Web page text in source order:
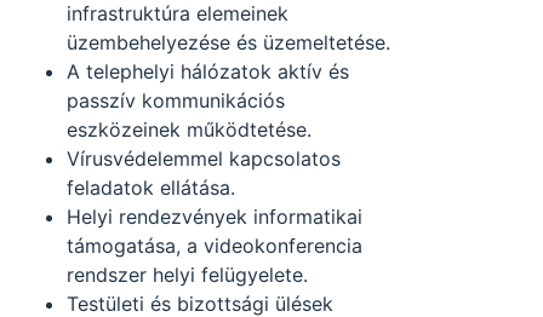
infrastruktúra elemeinek
üzembehelyezése és üzemeltetése.
A telephelyi hálózatok aktív és
passzív kommunikációs
eszközeinek működtetése.
Vírusvédelemmel kapcsolatos
feladatok ellátása.
Helyi rendezvények informatikai
támogatása, a videokonferencia
rendszer helyi felügyelete.
Testületi és bizottsági ülések